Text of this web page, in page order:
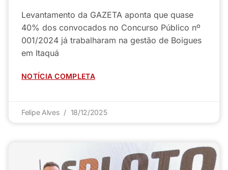
Levantamento da GAZETA aponta que quase
40% dos convocados no Concurso Público nº
001/2024 já trabalharam na gestão de Boigues
em Itaquá
NOTÍCIA COMPLETA
Felipe Alves 18/12/2025